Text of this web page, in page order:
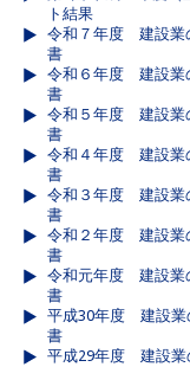
ト結果
令和７年度 建設業
書
令和６年度 建設業
書
令和５年度 建設業
書
令和４年度 建設業
書
令和３年度 建設業
書
令和２年度 建設業
書
令和元年度 建設業
書
平成30年度 建設業
書
平成29年度 建設業